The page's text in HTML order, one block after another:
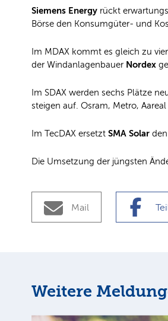
Siemens Energy rückt
Börse den Konsumgüter- und
Im MDAX kommt es gleich zu
der Windanlagenbauer Nordex
Im SDAX werden sechs Plätze
steigen auf. Osram, Metro,
Im TecDAX ersetzt SMA Solar
Die Umsetzung der jüngsten
Mail
Weitere